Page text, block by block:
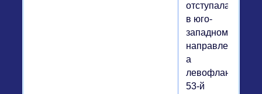
отступала
в юго-
западном
направлении,
а
левофланговый
53-й